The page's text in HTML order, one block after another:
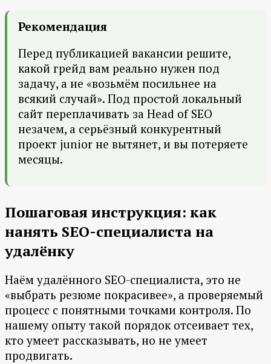
Рекомендация
Перед публикацией вакансии решите,
какой грейд вам реально нужен под
задачу, а не «возьмём посильнее на
всякий случай». Под простой локальный
сайт переплачивать за Head of SEO
незачем, а серьёзный конкурентный
проект junior не вытянет, и вы потеряете
месяцы.
Пошаговая инструкция: как
нанять SEO-специалиста на
удалёнку
Наём удалённого SEO-специалиста, это не
«выбрать резюме покрасивее», а проверяемый
процесс с понятными точками контроля. По
нашему опыту такой порядок отсеивает тех,
кто умеет рассказывать, но не умеет
продвигать.